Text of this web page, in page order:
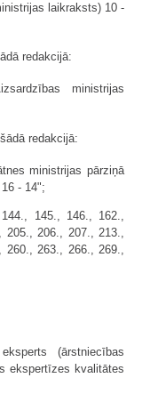
laikraksts) 10 -
redakcijā:
ministrijas
redakcijā:
ministrijas pārziņā
- 14";
145., 146., 162.,
205., 206., 207., 213.,
260., 263., 266., 269.,
(ārstniecības
ekspertīzes kvalitātes